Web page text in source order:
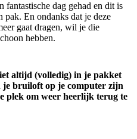
fantastische dag gehad en dit is
En ondanks dat je deze
gaat dragen, wil je die
hebben.
altijd (volledig) in je pakket
je bruiloft op je computer zijn
plek om weer heerlijk terug te